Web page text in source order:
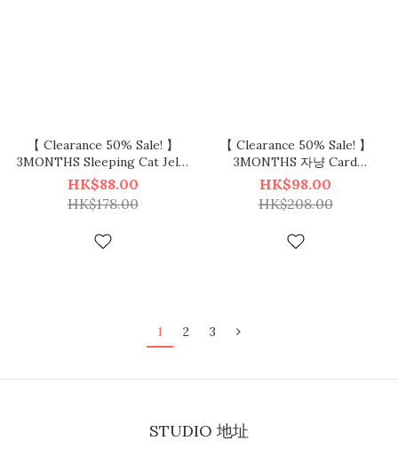
【 Clearance 50% Sale! 】
3MONTHS Sleeping Cat Jelly
Phone Case 貓貓 透明手機殼
HK$88.00
HK$178.00
【 Clearance 50% Sale! 】
3MONTHS 자냥 Card
Storage Case 可攝卡 貓貓手
機殼
HK$98.00
HK$208.00
1 2 3
STUDIO 地址